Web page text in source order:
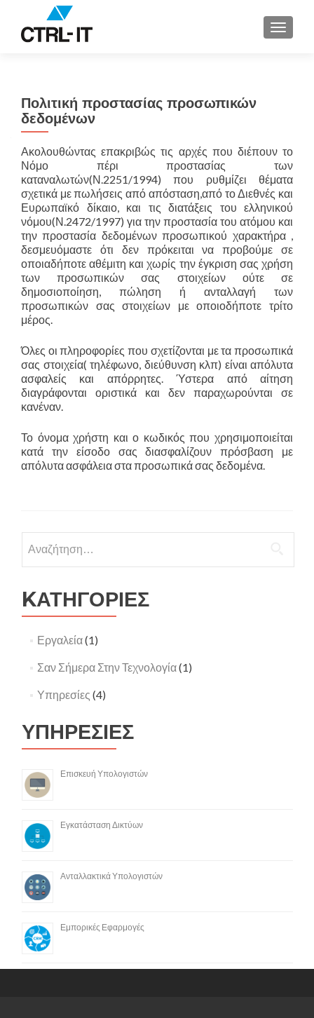
Πολιτική προστασίας προσωπικών
δεδομένων
Ακολουθώντας επακριβώς τις αρχές που διέπουν το
Νόμο πέρι προστασίας των
καταναλωτών(Ν.2251/1994) που ρυθμίζει θέματα
σχετικά με πωλήσεις από απόσταση,από το Διεθνές και
Ευρωπαϊκό δίκαιο, και τις διατάξεις του ελληνικού
νόμου(Ν.2472/1997) για την προστασία του ατόμου και
την προστασία δεδομένων προσωπικού χαρακτήρα ,
δεσμευόμαστε ότι δεν πρόκειται να προβούμε σε
οποιαδήποτε αθέμιτη και χωρίς την έγκριση σας χρήση
των προσωπικών σας στοιχείων ούτε σε
δημοσιοποίηση, πώληση ή ανταλλαγή των
προσωπικών σας στοιχείων με οποιοδήποτε τρίτο
μέρος.
Όλες οι πληροφορίες που σχετίζονται με τα προσωπικά
σας στοιχεία( τηλέφωνο, διεύθυνση κλπ) είναι απόλυτα
ασφαλείς και απόρρητες. Ύστερα από αίτηση
διαγράφονται οριστικά και δεν παραχωρούνται σε
κανέναν.
Το όνομα χρήστη και ο κωδικός που χρησιμοποιείται
κατά την είσοδο σας διασφαλίζουν πρόσβαση με
απόλυτα ασφάλεια στα προσωπικά σας δεδομένα.
για:
KΑΤΗΓΟΡΙΕΣ
Εργαλεία(1)
Σαν Σήμερα Στην Τεχνολογία(1)
Υπηρεσίες (4)
ΥΠΗΡΕΣΙΕΣ
Επισκευή Υπολογιστών
Εγκατάσταση Δικτύων
Ανταλλακτικά Υπολογιστών
Εμπορικές Εφαρμογές